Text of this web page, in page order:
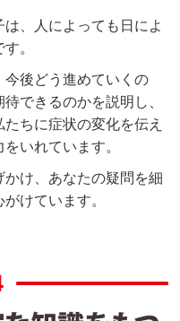
、人によっても日によ
。
今後どう進めていくの
できるのかを説明し、
ちに症状の変化を伝え
いれています。
け、あなたの疑問を細
けています。